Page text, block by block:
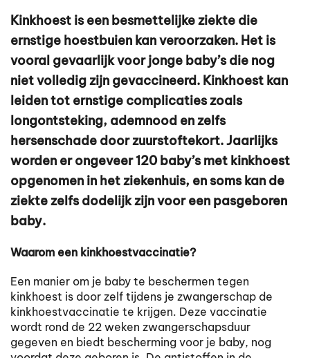
Kinkhoest is een besmettelijke ziekte die
ernstige hoestbuien kan veroorzaken. Het is
vooral gevaarlijk voor jonge baby’s die nog
niet volledig zijn gevaccineerd. Kinkhoest kan
leiden tot ernstige complicaties zoals
longontsteking, ademnood en zelfs
hersenschade door zuurstoftekort. Jaarlijks
worden er ongeveer 120 baby’s met kinkhoest
opgenomen in het ziekenhuis, en soms kan de
ziekte zelfs dodelijk zijn voor een pasgeboren
baby.
Waarom een kinkhoestvaccinatie?
Een manier om je baby te beschermen tegen
kinkhoest is door zelf tijdens je zwangerschap de
kinkhoestvaccinatie te krijgen. Deze vaccinatie
wordt rond de 22 weken zwangerschapsduur
gegeven en biedt bescherming voor je baby, nog